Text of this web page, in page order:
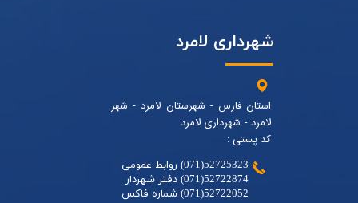
شهرداری لامرد
استان فارس - شهرستان لامرد - شهر
لامرد - شهرداری لامرد
کد پستی :
52725323(071) روابط عمومی
52722874(071) دفتر شهردار
52722052(071) شماره فاکس